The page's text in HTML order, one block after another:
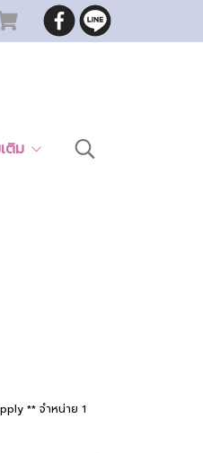
ติม
** จำหน่าย 1